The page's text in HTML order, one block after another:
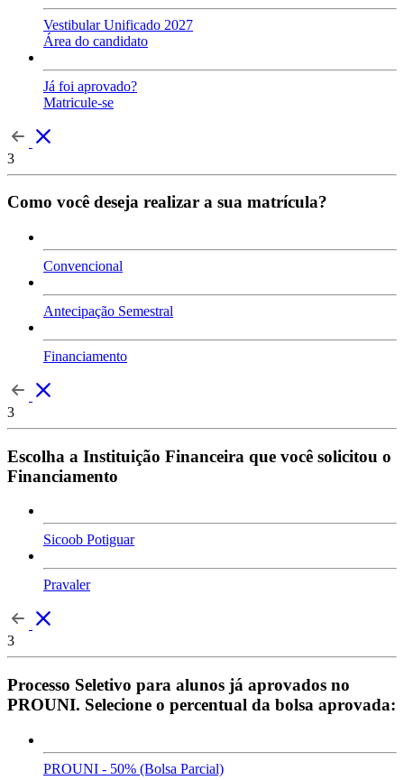
Vestibular Unificado 2027
Área do candidato
Já foi aprovado?
Matricule-se
3
Como você deseja realizar a sua matrícula?
Convencional
Antecipação Semestral
Financiamento
3
Escolha a Instituição Financeira que você solicitou o
Financiamento
Sicoob Potiguar
Pravaler
3
Processo Seletivo para alunos já aprovados no
PROUNI. Selecione o percentual da bolsa aprovada:
PROUNI - 50% (Bolsa Parcial)